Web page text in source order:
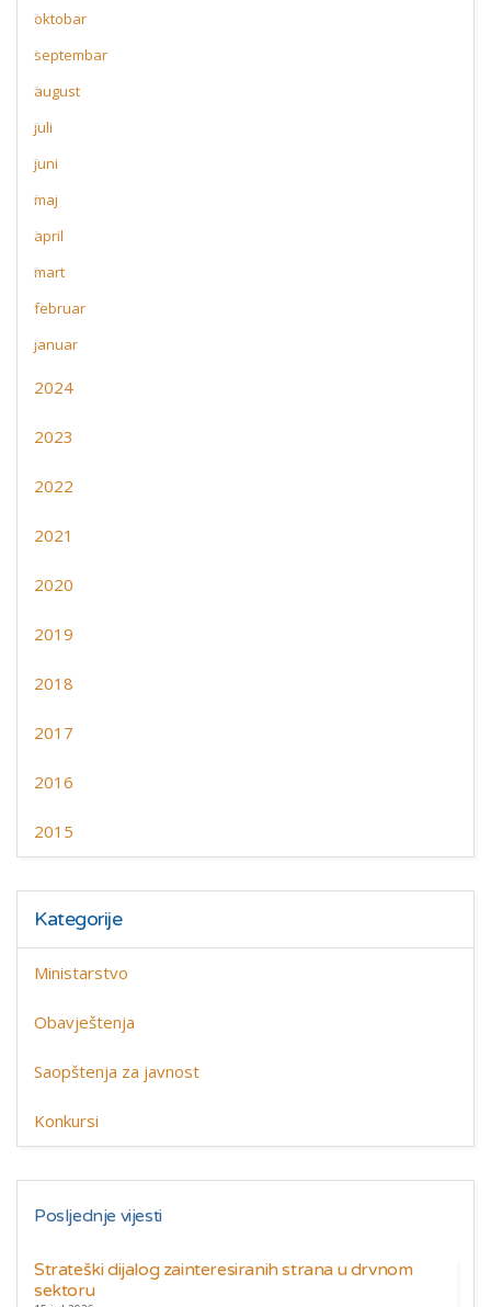
oktobar
septembar
august
juli
juni
maj
april
mart
februar
januar
2024
2023
2022
2021
2020
2019
2018
2017
2016
2015
Kategorije
Ministarstvo
Obavještenja
Saopštenja za javnost
Konkursi
Posljednje vijesti
Strateški dijalog zainteresiranih strana u drvnom
sektoru